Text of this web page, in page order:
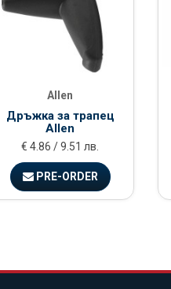
Allen
Дръжка за трапец
Allen
€ 4.86 / 9.51 лв.
PRE-ORDER